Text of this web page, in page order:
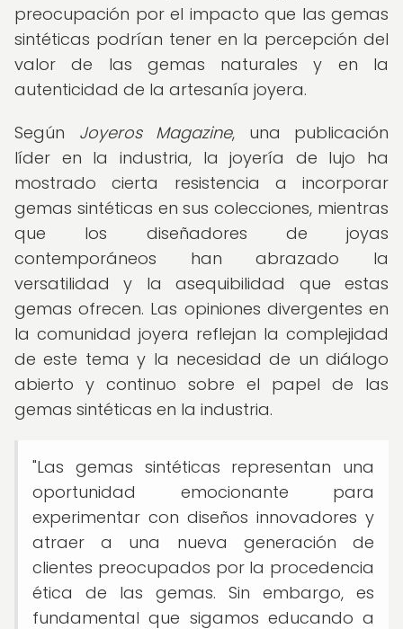
preocupación por el impacto que las gemas
sintéticas podrían tener en la percepción del
valor de las gemas naturales y en la
autenticidad de la artesanía joyera.
Según Joyeros Magazine, una publicación
líder en la industria, la joyería de lujo ha
mostrado cierta resistencia a incorporar
gemas sintéticas en sus colecciones, mientras
que los diseñadores de joyas
contemporáneos han abrazado la
versatilidad y la asequibilidad que estas
gemas ofrecen. Las opiniones divergentes en
la comunidad joyera reflejan la complejidad
de este tema y la necesidad de un diálogo
abierto y continuo sobre el papel de las
gemas sintéticas en la industria.
"Las gemas sintéticas representan una
oportunidad emocionante para
experimentar con diseños innovadores y
atraer a una nueva generación de
clientes preocupados por la procedencia
ética de las gemas. Sin embargo, es
fundamental que sigamos educando a